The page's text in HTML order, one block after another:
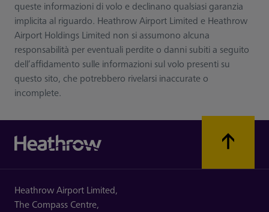
queste informazioni di volo e declinano qualsiasi garanzia
implicita al riguardo. Heathrow Airport Limited e Heathrow
Airport Holdings Limited non si assumono alcuna
responsabilità per eventuali perdite o danni subiti a seguito
dell’affidamento sulle informazioni sul volo presenti su
questo sito, che potrebbero rivelarsi inaccurate o
incomplete.
Heathrow Airport Limited,
The Compass Centre,